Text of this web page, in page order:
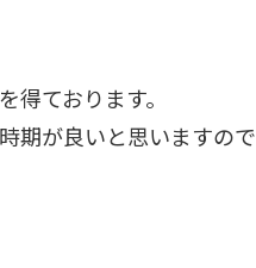
ております。
期が良いと思いますので